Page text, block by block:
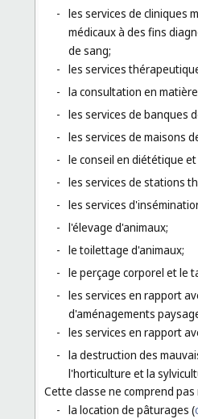
- les services de cliniques
médicaux à des fins
de sang;
- les services
- la consultation en
- les services de banques
- les services de maisons
- le conseil en diététique
- les services de stations
- les services
- l'élevage d'animaux;
- le toilettage d'animaux;
- le perçage corporel et le
- les services en rapport
d'aménagements
- les services en rapport
- la destruction des
l'horticulture et la
Cette classe ne comprend
- la location de pâturages (